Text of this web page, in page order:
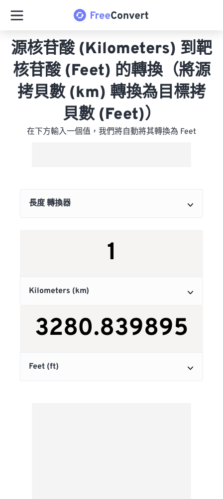
源核苷酸 (Kilometers) 到靶
核苷酸 (Feet) 的轉換（將源
拷貝數 (km) 轉換為目標拷
貝數 (Feet)）
在下方輸入一個值，我們將自動將其轉換為 Feet